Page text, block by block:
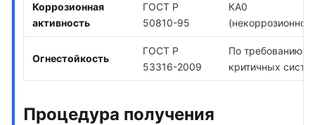
Коррозионная
активность
ГОСТ Р
50810-95
КА0
Огнестойкость
ГОСТ Р
53316-2009
По требованию
критичных
Процедура получения